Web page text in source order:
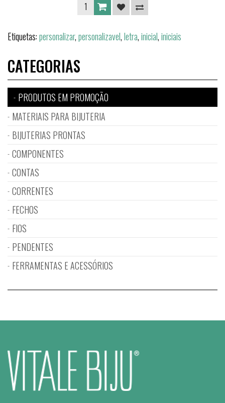
Etiquetas:personalizar,personalizavel,letra,inicial,iniciais
CATEGORIAS
PRODUTOS EM PROMOÇÃO
MATERIAIS PARA BIJUTERIA
BIJUTERIAS PRONTAS
COMPONENTES
CONTAS
CORRENTES
FECHOS
FIOS
PENDENTES
FERRAMENTAS E ACESSÓRIOS